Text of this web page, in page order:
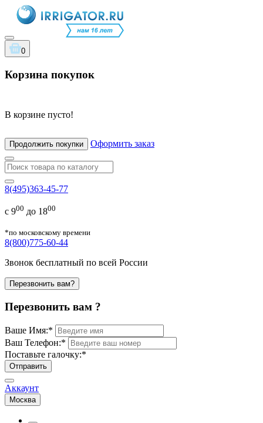
0
Корзина покупок
В корзине пусто!
Продолжить покупки Оформить заказ
8(495)363-45-77
с 900 до 1800
*по московскому времени
8(800)775-60-44
Звонок бесплатный по всей России
Перезвонить вам?
Перезвонить вам ?
Ваше Имя:*
Ваш Телефон:*
Поставьте галочку:*
Отправить
Аккаунт
Москва